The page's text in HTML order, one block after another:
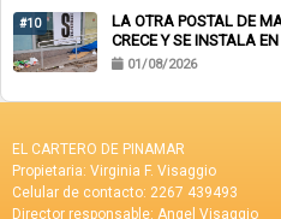
#10
LA OTRA POSTAL DE
CRECE Y SE INSTALA
PAISAJE COTIDIANO
01/08/2026
EL CARTERO DE PINAMAR
Propietaria: Virginia F. Visaggio
Celular de contacto: 2267 439493
Director responsable: Angel Visaggio